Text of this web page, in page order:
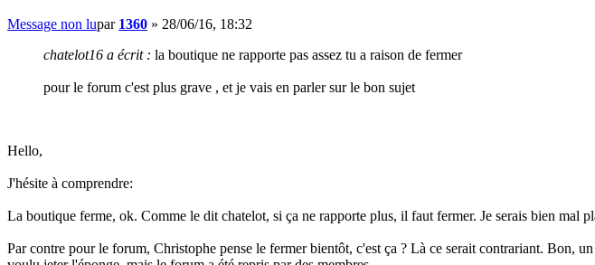
Message non lupar 1360 » 28/06/16, 18:32
chatelot16 a écrit : la boutique ne rapporte pas assez tu a raison de fermer
pour le forum c'est plus grave , et je vais en parler sur le bon sujet
Hello,
J'hésite à comprendre:
La boutique ferme, ok. Comme le dit chatelot, si ça ne rapporte plus, il faut fermer. Je serais bien mal
Par contre pour le forum, Christophe pense le fermer bientôt, c'est ça ? Là ce serait contrariant.